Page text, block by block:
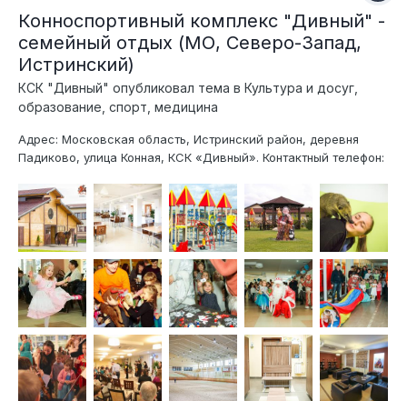
Конноспортивный комплекс "Дивный" -
семейный отдых (МО, Северо-Запад,
Истринский)
КСК "Дивный" опубликовал тема в Культура и досуг,
образование, спорт, медицина
Адрес: Московская область, Истринский район, деревня
Падиково, улица Конная, КСК «Дивный». Контактный телефон:
life@kskdivniy.ru Facebook: https://www.facebook.com/kskdivnij
Вконтакте: https://vk.com/club53305461 КСК "Дивный" -
уникальный со...